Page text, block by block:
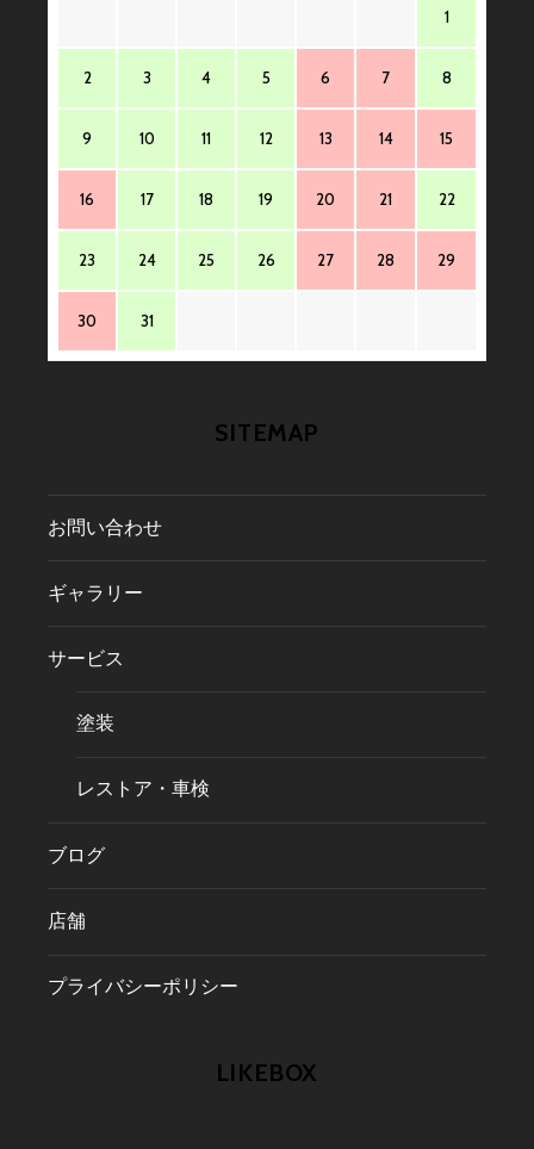
1
2 3 4 5 6 7 8
9 10 11 12 13 14 15
16 17 18 19 20 21 22
23 24 25 26 27 28 29
30 31
SITEMAP
お問い合わせ
ギャラリー
サービス
塗装
レストア・車検
ブログ
店舗
プライバシーポリシー
LIKEBOX